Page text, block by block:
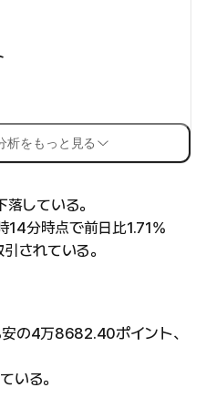
析をもっと見る
している。
14分時点で前日比1.71%
されている。
の4万8682.40ポイント、
いる。